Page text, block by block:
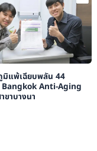
มิแพ้เฉียบพลัน 44
Bangkok Anti-Aging
ขาบางนา